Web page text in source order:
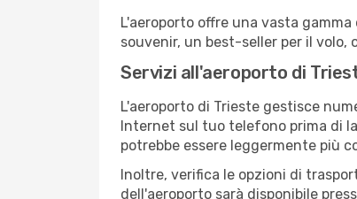
L'aeroporto offre una vasta
souvenir, un best-seller per il
Servizi all'aeroporto di
L'aeroporto di Trieste gestisce
Internet sul tuo telefono prima di
potrebbe essere leggermente più
Inoltre, verifica le opzioni di
dell'aeroporto sarà disponibile